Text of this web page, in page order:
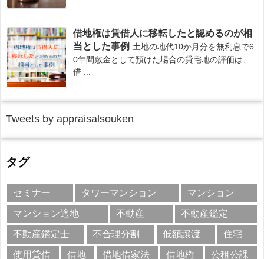
借地権は賃借人に移転したと認めるのが相
当とした事例 土地の地代10か月分を無利息で6
0年間敷金として預けた場合の貸宅地の評価は、
借 ...
Tweets by appraisalsouken
タグ
セミナー タワーマンション マンション
マンション適地 不動産 不動産鑑定
不動産鑑定士 不合理分割 低額譲渡 住宅
使用貸借 借地 借地借家法 借地権 公租公課